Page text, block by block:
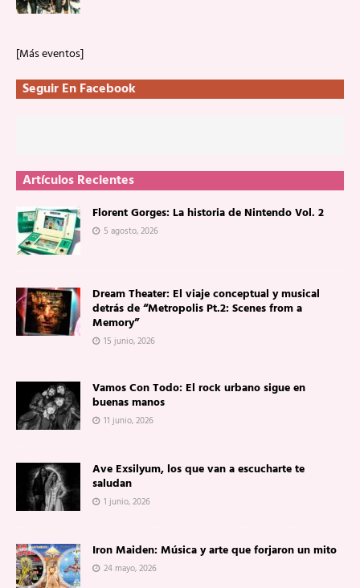
[Más eventos]
Seguir En Facebook
Artículos Recientes
Florent Gorges: La historia de Nintendo Vol. 2
5 agosto, 2026
Dream Theater: El viaje conceptual y musical
detrás de “Metropolis Pt.2: Scenes from a
Memory”
15 junio, 2026
Vamos Con Todo: El rock urbano sigue en
buenas manos
11 junio, 2026
Ave Exsilyum, los que van a escucharte te
saludan
1 junio, 2026
Iron Maiden: Música y arte que forjaron un mito
24 mayo, 2026